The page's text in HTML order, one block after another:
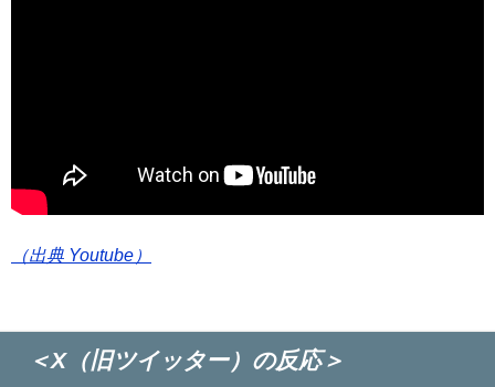
（出典 Youtube）
＜X（旧ツイッター）の反応＞